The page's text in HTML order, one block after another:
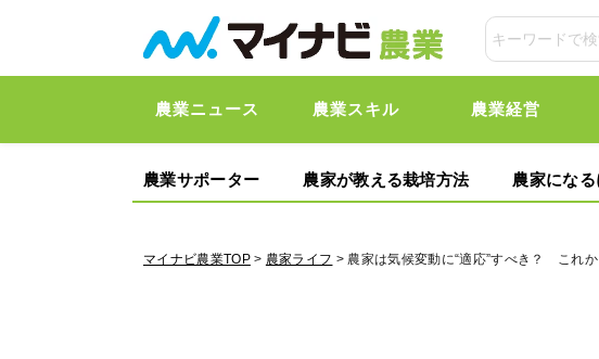
農業ニュース 農業スキル 農業経営
農業サポーター 農家が教える栽培方法 農家になる
マイナビ農業TOP> 農家ライフ > 農家は気候変動に“適応”すべき？ これ